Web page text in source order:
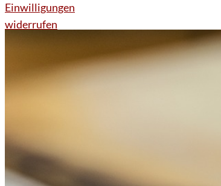
Einwilligungen
widerrufen